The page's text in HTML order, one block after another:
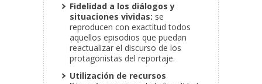
Fidelidad a los diálogos y
situaciones vividas: se
reproducen con exactitud todos
aquellos episodios que puedan
reactualizar el discurso de los
protagonistas del reportaje.
Utilización de recursos